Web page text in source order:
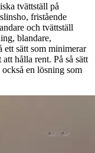
tvättställ på
fristående
och tvättställ
blandare,
ett sätt som minimerar
hålla rent. På så sätt
en lösning som